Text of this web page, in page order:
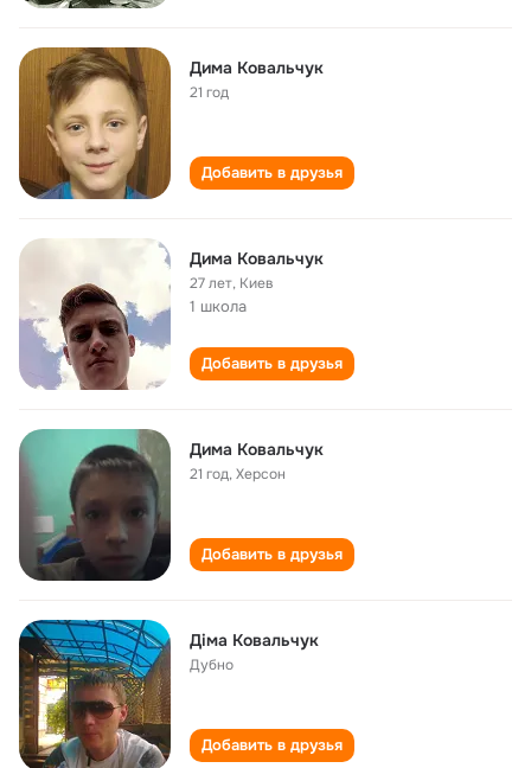
Дима Ковальчук
21 год
Добавить в друзья
Дима Ковальчук
27 лет, Киев
1 школа
Добавить в друзья
Дима Ковальчук
21 год,Херсон
Добавить в друзья
Діма Ковальчук
Дубно
Добавить в друзья